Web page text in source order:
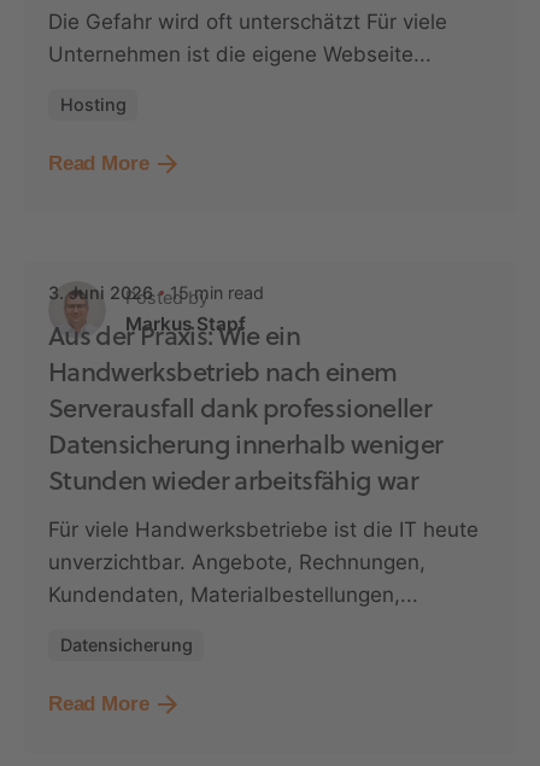
Die Gefahr wird oft unterschätzt Für viele
Unternehmen ist die eigene Webseite...
Hosting
Read More
Posted by
Markus Stapf
3. Juni 2026 15 min read
Aus der Praxis: Wie ein
Handwerksbetrieb nach einem
Serverausfall dank professioneller
Datensicherung innerhalb weniger
Stunden wieder arbeitsfähig war
Für viele Handwerksbetriebe ist die IT heute
unverzichtbar. Angebote, Rechnungen,
Kundendaten, Materialbestellungen,...
Datensicherung
Read More